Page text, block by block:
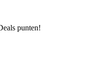
punten!